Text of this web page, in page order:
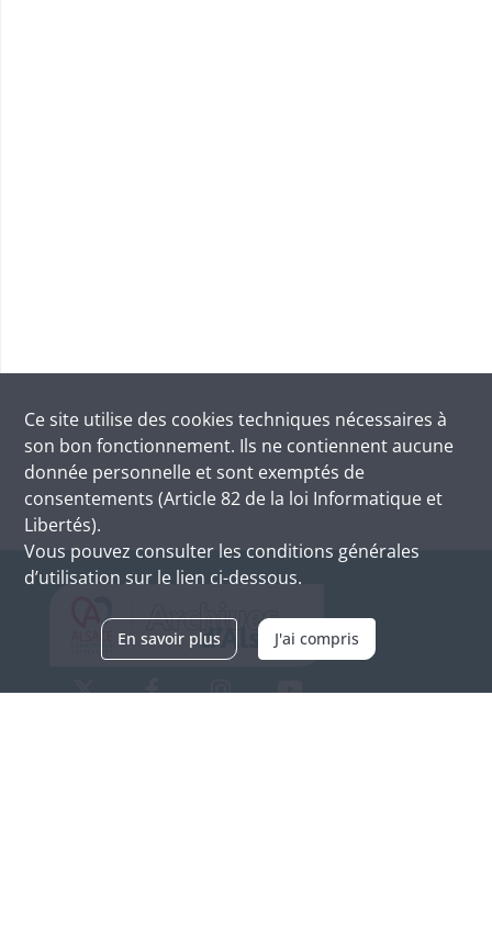
Ce site utilise des cookies techniques nécessaires à
son bon fonctionnement. Ils ne contiennent aucune
donnée personnelle et sont exemptés de
consentements (Article 82 de la loi Informatique et
Libertés).
Vous pouvez consulter les conditions générales
d’utilisation sur le lien ci-dessous.
En savoir plus J'ai compris